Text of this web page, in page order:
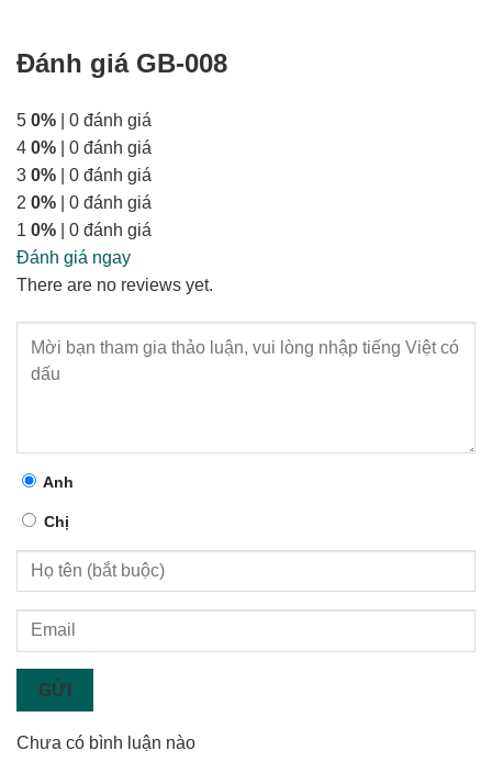
Đánh giá GB-008
5 0% | 0 đánh giá
4 0% | 0 đánh giá
3 0% | 0 đánh giá
2 0% | 0 đánh giá
1 0% | 0 đánh giá
Đánh giá ngay
There are no reviews yet.
Anh
Chị
GỬI
Chưa có bình luận nào